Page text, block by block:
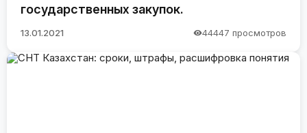
государственных закупок.
13.01.2021 44447 просмотров